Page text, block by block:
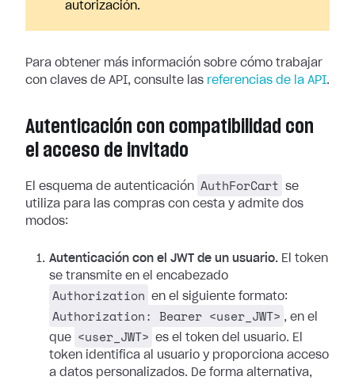
autorización.
Para obtener más información sobre cómo trabajar
con claves de API, consulte las referencias de la API.
Autenticación con compatibilidad con
el acceso de invitado
El esquema de autenticación AuthForCart
se
utiliza para las compras con cesta y admite dos
modos:
Autenticación con el JWT de un usuario. El token
se transmite en el encabezado
Authorization en el siguiente formato:
Authorization: Bearer <user_JWT> , en el
que
<user_JWT>
es el token del usuario. El
token identifica al usuario y proporciona acceso
a datos personalizados. De forma alternativa,